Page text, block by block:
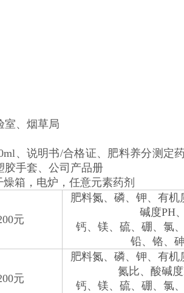
室、烟草局
、说明书/合格证、肥料养分测定
胶手套、公司产品册
箱，电炉，任意元素药剂
元
肥料氮、磷、钾、有
碱度PH
钙、镁、硫、硼、氯
铅、铬、
元
肥料氮、磷、钾、有
氮比、酸碱度
钙、镁、硫、硼、氯